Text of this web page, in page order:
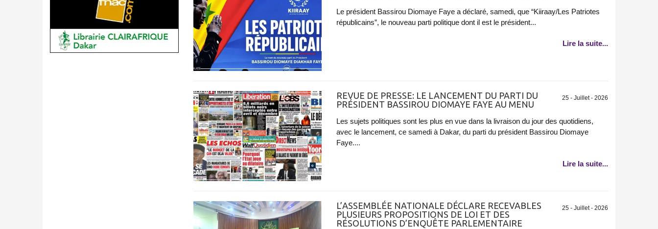
Le président Bassirou Diomaye Faye a déclaré, samedi, que “Kiiraay/Les Patriotes
républicains”, le nouveau parti politique dont il est le président...
Lire la suite...
25 - Juillet - 2026
REVUE DE PRESSE: LE LANCEMENT DU PARTI DU
PRÉSIDENT BASSIROU DIOMAYE FAYE AU MENU
Les sujets politiques sont les plus en vue dans la livraison du jour des quotidiens,
avec le lancement, ce samedi à Dakar, du parti du président Bassirou Diomaye
Faye....
Lire la suite...
25 - Juillet - 2026
L’ASSEMBLÉE NATIONALE DÉCLARE RECEVABLES
PLUSIEURS PROPOSITIONS DE LOI ET DES
RÉSOLUTIONS D’ENQUÊTE PARLEMENTAIRE